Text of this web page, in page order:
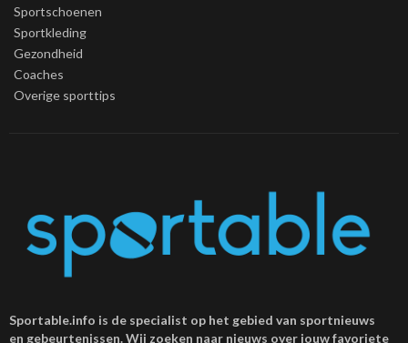
Sportschoenen
Sportkleding
Gezondheid
Coaches
Overige sporttips
Sportable.info is de specialist op het gebied van sportnieuws
en gebeurtenissen. Wij zoeken naar nieuws over jouw favoriete